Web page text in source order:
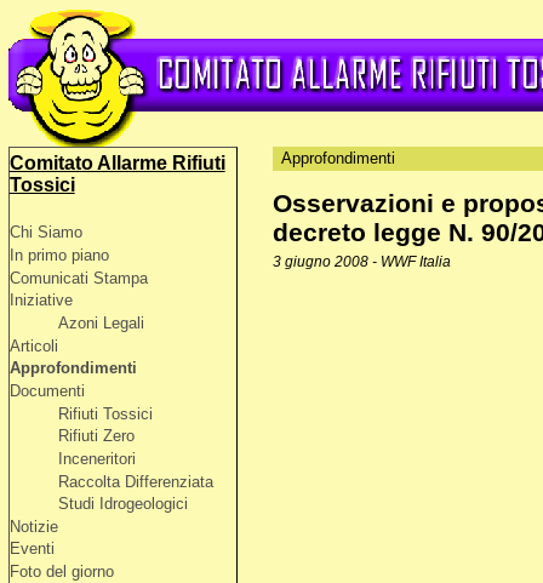
Comitato Allarme Rifiuti
Tossici
Chi Siamo
In primo piano
Comunicati Stampa
Iniziative
Azoni Legali
Articoli
Approfondimenti
Documenti
Rifiuti Tossici
Rifiuti Zero
Inceneritori
Raccolta Differenziata
Studi Idrogeologici
Notizie
Eventi
Foto del giorno
Approfondimenti
Osservazioni e
decreto legge N. 90/
3 giugno 2008 - WWF Italia